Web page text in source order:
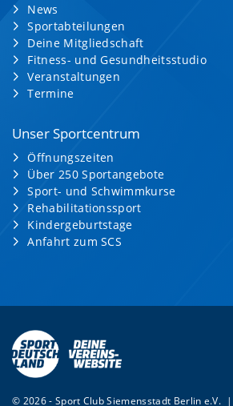
News
Sportabteilungen
Deine Mitgliedschaft
Fitness- und Gesundheitsstudio
Veranstaltungen
Termine
Unser Sportcentrum
Öffnungszeiten
Über 250 Sportangebote
Sport- und Schwimmkurse
Rehabilitationssport
Kindergeburtstage
Anfahrt zum SCS
© 2026 - Sport Club Siemensstadt Berlin e.V. |